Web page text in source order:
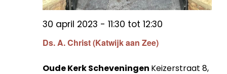
Ds. A. Christ (Katwijk aan Zee)
30 april 2023 - 11:30 tot 12:30
Oude Kerk Scheveningen Keizerstraat 8,